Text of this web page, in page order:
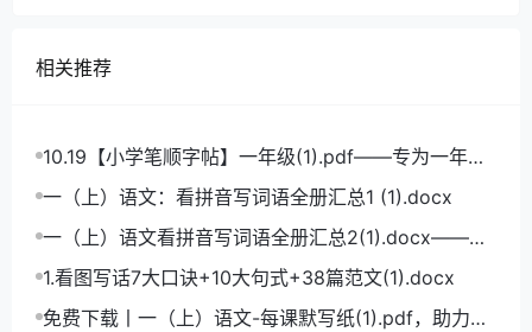
相关推荐
10.19【小学笔顺字帖】一年级(1).pdf——专为一年级
学生打造的笔顺练习宝典
一（上）语文：看拼音写词语全册汇总1 (1).docx
一（上）语文看拼音写词语全册汇总2(1).docx——小
学语文拼音学习的必备利器
1.看图写话7大口诀+10大句式+38篇范文(1).docx
免费下载丨一（上）语文-每课默写纸(1).pdf，助力小